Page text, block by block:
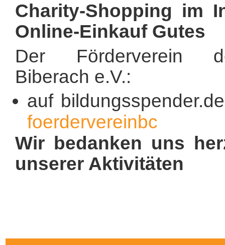
Charity-Shopping im
Online-Einkauf Gutes
Der Förderverein
Biberach e.V.:
auf
foerdervereinbc
Wir bedanken uns
unserer Aktivitäten